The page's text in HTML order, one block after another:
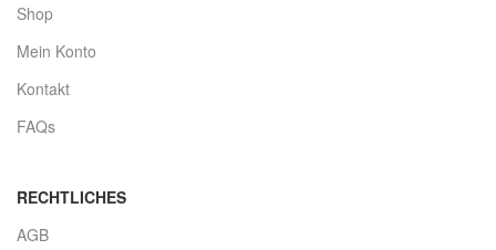
Shop
Mein Konto
Kontakt
FAQs
RECHTLICHES
AGB